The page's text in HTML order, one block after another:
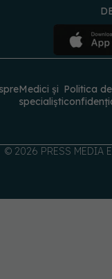
Medici și
specialiști
Politica de
© 2026 PRESS MEDIA